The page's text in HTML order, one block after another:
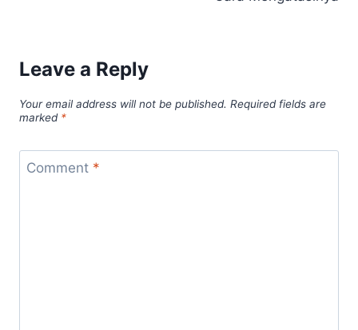
Leave a Reply
Your email address will not be published. Required fields are
marked *
Comment *